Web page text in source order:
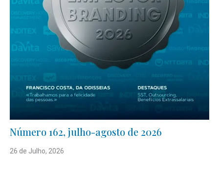
Número 162, julho-agosto de 2026
26 de Julho, 2026